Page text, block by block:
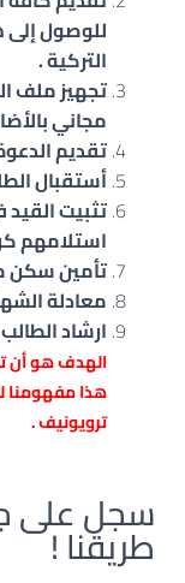
للوصول إلى
التركية .
تجهيز ملف
مجاني
تقديم
أستقبال
تثبيت
استلامهم
تأمين سكن
معادلة
ارشاد
الهدف هو أن
هذا مفهومنا
ترويونيف .
سجل على
طريقنا !